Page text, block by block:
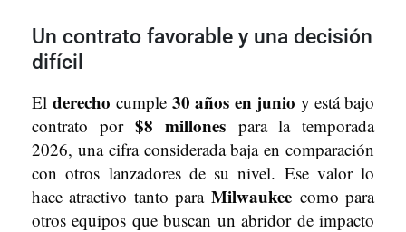
Un contrato favorable y una decisión
difícil
Elderecho cumple30 años en junio y está bajo
contrato por$8 millones para la temporada
2026, una cifra considerada baja en comparación
con otros lanzadores de su nivel. Ese valor lo
hace atractivo tanto paraMilwaukee como para
otros equipos que buscan un abridor de impacto